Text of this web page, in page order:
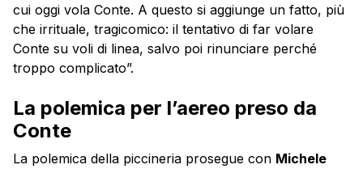
cui oggi vola Conte. A questo si aggiunge un fatto, più
che irrituale, tragicomico: il tentativo di far volare
Conte su voli di linea, salvo poi rinunciare perché
troppo complicato”.
La polemica per l’aereo preso da
Conte
La polemica della piccineria prosegue con Michele